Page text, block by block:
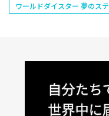
ワールドダイスター 夢のス